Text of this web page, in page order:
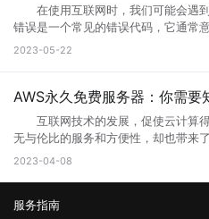
问以及使用体验。当然也是为了安全
更新而提升。当现有的网站功能不能
果您的互联网连接出现问题或受到网
无法成功连接到代理服务器或网关
三、如何解决错误代码502 1、刷
您的网络连接是否正常。您可以尝试
否出现在本地网络连接中。如果您的
站不起作用，那么很可能是这个网
使用其他网络连接 尝试切换到其他
试使用移动数据。通过使用其他网络
务器环境的改变，原网页可能出现兼
了更长远的发展就需要升级访问页
对于网站优化：网站进行META标记
合理优化操作，使网站在页面的布局
站的安全与维护：页面安全方面的升
破坏，数据损坏，商业机密泄露，客
容更新调整，网页X信息清理，网络
数据被误删或遭病毒感染、黑客破坏
Google Chrome、Mozilla Firefox
机或移动设备上运行。Web端的优势
要一个支持Web浏览器的设备即可
面电脑、笔记本电脑、平板电脑还是
本地应用程序，Web端的应用程序不
联网直接提供服务。这使得Web端应
可以享受到实时的功能更新和改
构：指的是网页的骨架，即HTML代
在使用互联网时，我们可能会遇
错误是一个常见的错误代码，它通常
务器无法响应。那么你知道什么是
户端发送的请求次数过于频繁。这种
返回一个状态码，用于表示请求的结
429。当客户端发送的请求超过服务
码。 二、为什么会出现HTTP
以下原因造成的： 1. 请求过于频繁
时，服务器无法处理这么多请求，
器限制：有些服务器为了防止恶意攻
2023-05-22
AWS永久免费服务器：你需要
互联网技术的发展，促使云计算得
无与伦比的服务和方便性，却也带来
些AWS永久免费服务器，使你能够在
Web Services)是亚马逊提供的一种
2023-04-08
服务指南